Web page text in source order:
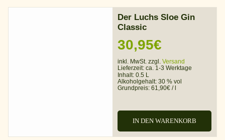
Der Luchs Sloe Gin
Classic
30,95€
inkl. MwSt. zzgl. Versand
Lieferzeit: ca. 1-3 Werktage
Inhalt: 0.5 L
Alkoholgehalt: 30 % vol
Grundpreis: 61,90€ /l
IN DEN WARENKORB